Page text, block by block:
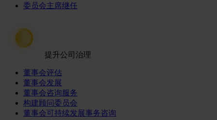
委员会主席继任
提升公司治理
董事会评估
董事会发展
董事会咨询服务
构建顾问委员会
董事会可持续发展事务咨询